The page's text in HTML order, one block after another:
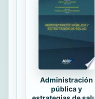
Administración
pública y